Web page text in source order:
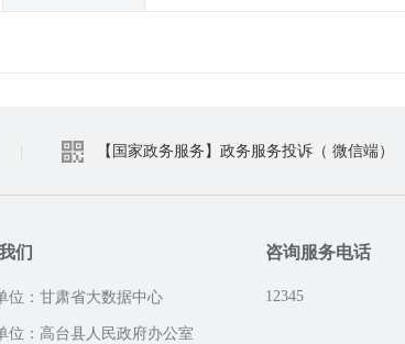
【国家政务服务】政务服务投诉（ 微信端）
们
位：甘肃省大数据中心
位：高台县人民政府办公室
咨询服务电话
12345